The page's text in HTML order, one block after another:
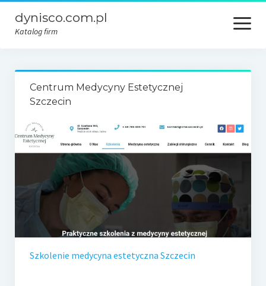
dynisco.com.pl
Katalog firm
open
menu
Centrum Medycyny Estetycznej
Szczecin
Szkolenie medycyna estetyczna Szczecin